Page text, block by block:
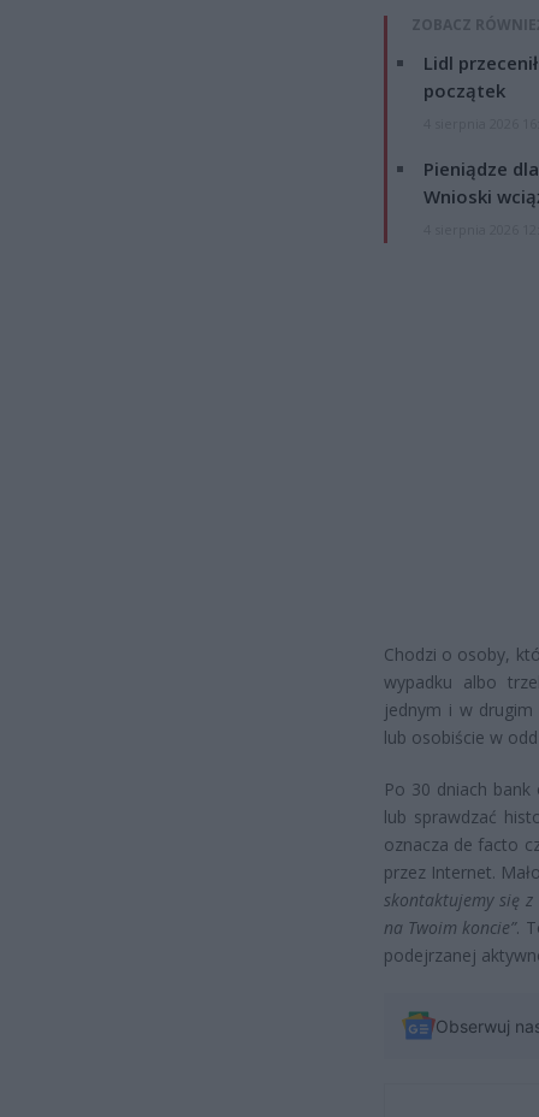
ZOBACZ
Lidl
początek
Pieniądze
Wnioski
Chodzi o osoby,
wypadku albo
jednym i w
lub osobiście w
Po 30 dniach
lub sprawdzać
oznacza de facto
przez Internet.
skontaktujemy się
na Twoim koncie”.
podejrzanej
Obserwuj